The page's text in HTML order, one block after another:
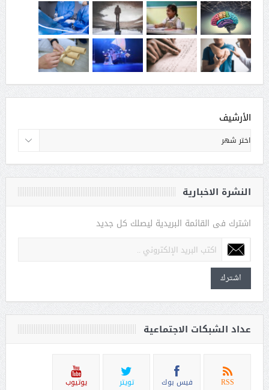
الأرشيف
النشرة الاخبارية
اشترك فى القائمة البريدية ليصلك كل جديد
اشترك
عداد الشبكات الاجتماعية
RSS فيس بوك تويتر يوتيوب